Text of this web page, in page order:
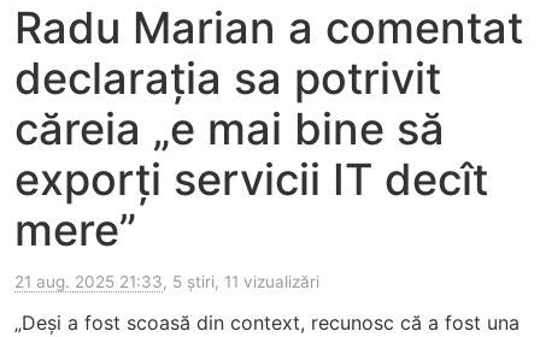
Radu Marian a comentat
declarația sa potrivit
căreia „e mai bine să
exporți servicii IT decît
mere”
21 aug. 2025 21:33, 5 știri, 11 vizualizări
„Deși a fost scoasă din context, recunosc că a fost una